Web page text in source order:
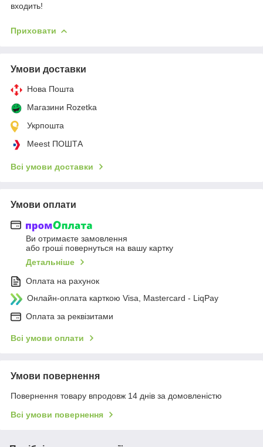
входить!
Приховати
Умови доставки
Нова Пошта
Магазини Rozetka
Укрпошта
Meest ПОШТА
Всі умови доставки
Умови оплати
Ви отримаєте замовлення
або гроші повернуться на вашу картку
Детальніше
Оплата на рахунок
Онлайн-оплата карткою Visa, Mastercard - LiqPay
Оплата за реквізитами
Всі умови оплати
Умови повернення
Повернення товару впродовж 14 днів за домовленістю
Всі умови повернення